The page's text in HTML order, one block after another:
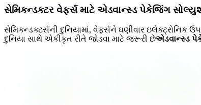
સેમિકન્ડક્ટર વેફર્સ માટે એડવાન્સ્ડ પેકેજિંગ
સેમિકન્ડક્ટર્સની દુનિયામાં, વેફર્સને ઘણીવાર
દુનિયા સાથે એકીકૃત રીતે જોડવા માટે જરૂરી છેએડવાન્સ્ડ